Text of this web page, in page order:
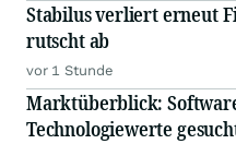
Stabilus verliert erneut
rutscht ab
vor 1 Stunde
Marktüberblick:
Technologiewerte